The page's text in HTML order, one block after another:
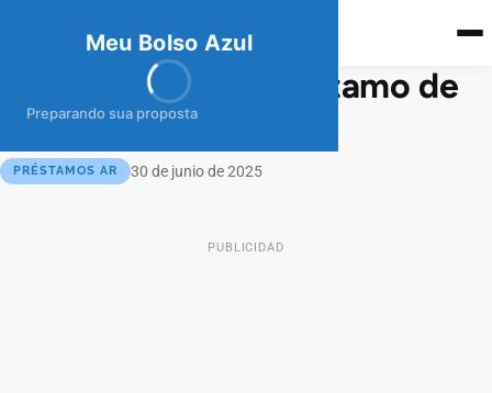
Meu Bolso Azul
Preparando sua proposta
meubolso Azul
¿Cómo Pedir un Préstamo de
BBVA?
PRÉSTAMOS AR 30 de junio de 2025
PUBLICIDAD